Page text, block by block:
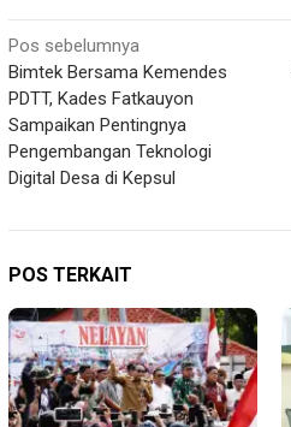
Navigasi
pos
Pos sebelumnya
Bimtek Bersama Kemendes
PDTT, Kades Fatkauyon
Sampaikan Pentingnya
Pengembangan Teknologi
Digital Desa di Kepsul
POS TERKAIT